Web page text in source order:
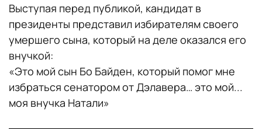
Выступая перед публикой, кандидат в
президенты представил избирателям своего
умершего сына, который на деле оказался его
внучкой:
«Это мой сын Бо Байден, который помог мне
избраться сенатором от Дэлавера… это мой...
моя внучка Натали»